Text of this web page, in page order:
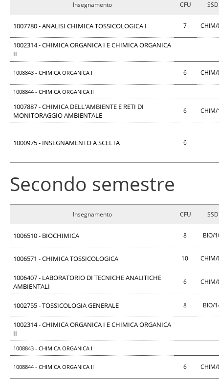
Insegnamento CFU SSD
1007780 - ANALISI CHIMICA TOSSICOLOGICA I 7
1002314 - CHIMICA ORGANICA I E CHIMICA ORGANICA
II
1008843 - CHIMICA ORGANICA I 6
1008844 - CHIMICA ORGANICA II
1007887 - CHIMICA DELL'AMBIENTE E RETI DI
MONITORAGGIO AMBIENTALE
6
1000975 - INSEGNAMENTO A SCELTA 6
Secondo semestre
Insegnamento CFU SSD
1006510 - BIOCHIMICA 8 BIO/
1006571 - CHIMICA TOSSICOLOGICA 10
1006407 - LABORATORIO DI TECNICHE ANALITICHE
AMBIENTALI
6
1002755 - TOSSICOLOGIA GENERALE 8 BIO/
1002314 - CHIMICA ORGANICA I E CHIMICA ORGANICA
II
1008843 - CHIMICA ORGANICA I
1008844 - CHIMICA ORGANICA II 6